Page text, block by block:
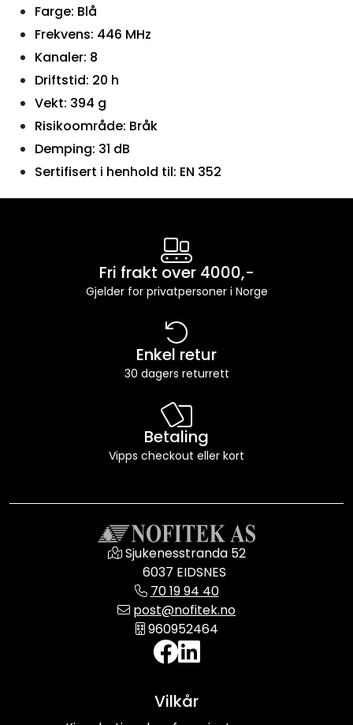
Farge: Blå
Frekvens: 446 MHz
Kanaler: 8
Driftstid: 20 h
Vekt: 394 g
Risikoområde: Bråk
Demping: 31 dB
Sertifisert i henhold til: EN 352
Fri frakt over 4000,-
Gjelder for privatpersoner i Norge
Enkel retur
30 dagers returrett
Betaling
Vipps checkout eller kort
Sjukenesstranda 52
6037 EIDSNES
70 19 94 40
post@nofitek.no
960952464
Vilkår